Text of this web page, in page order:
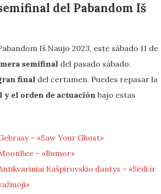
del Pabandom Iš
Iš Naujo 2023, este sábado 11 de
semifinal del pasado sábado.
final del certamen. Puedes repasar la
el orden de actuación bajo estas
– «Saw Your Ghost»
– «Rumor»
Kašpirovskio dantys – «Sėdi ir